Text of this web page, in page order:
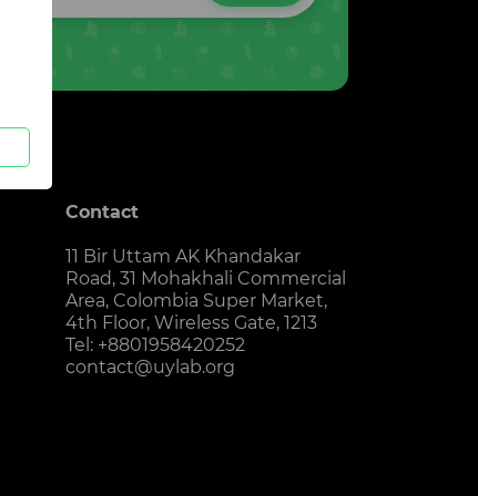
Contact
11 Bir Uttam AK Khandakar
Road, 31 Mohakhali Commercial
Area, Colombia Super Market,
4th Floor, Wireless Gate, 1213
Tel: +8801958420252
contact@uylab.org